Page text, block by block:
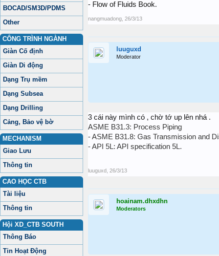
BOCAD/SM3D/PDMS
Other
CÔNG TRÌNH NGÀNH
Giàn Cố định
Giàn Di động
Dạng Trụ mềm
Dạng Subsea
Dạng Drilling
Cảng, Bảo vệ bờ
MECHANISM
Giao Lưu
Thông tin
CAO HỌC CTB
Tài liệu
Thông tin
Hội XD_CTB SOUTH
Thông Báo
Tin Hoạt Động
- Flow of Fluids Book.
nangmuadong 26/3/13
luuguxd
Moderator
3 cái này mình có , chờ tớ up lên nhá .
ASME B31.3: Process Piping
- ASME B31.8: Gas Transmission and
- API 5L: API specification 5L.
luuguxd 26/3/13
hoainam.dhxdhn
Moderators